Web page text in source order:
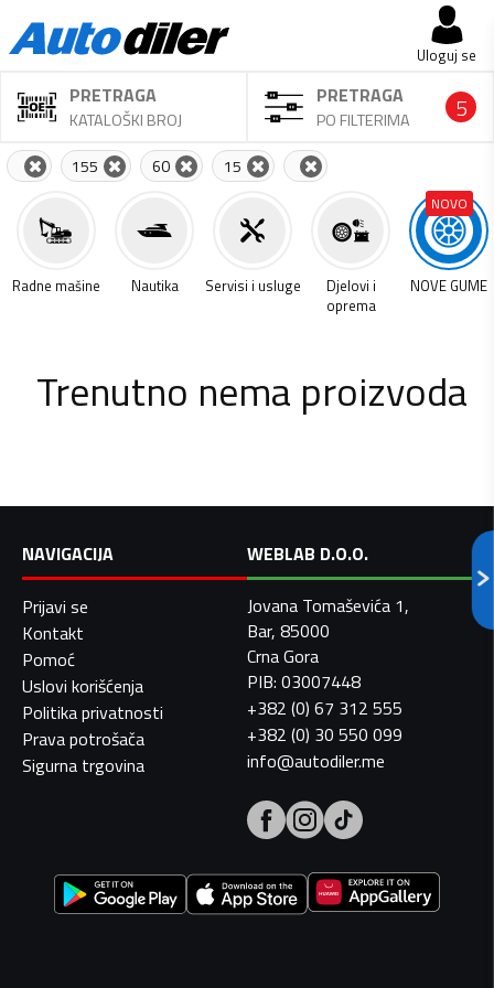
Uloguj se
PRETRAGA
KATALOŠKI BROJ
PRETRAGA
PO FILTERIMA 5
155 60 15
Radne mašine Nautika Servisi i usluge
Djelovi i
oprema
NOVO
NOVE GUME
Trenutno nema proizvoda
NAVIGACIJA
Prijavi se
Kontakt
Pomoć
Uslovi korišćenja
Politika privatnosti
Prava potrošača
Sigurna trgovina
WEBLAB D.O.O.
Jovana Tomaševića 1,
Bar, 85000
Crna Gora
PIB: 03007448
+382 (0) 67 312 555
+382 (0) 30 550 099
info@autodiler.me